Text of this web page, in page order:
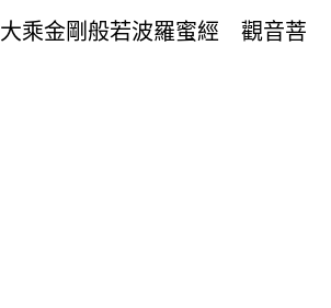
大乘金剛般若波羅蜜經 觀音菩